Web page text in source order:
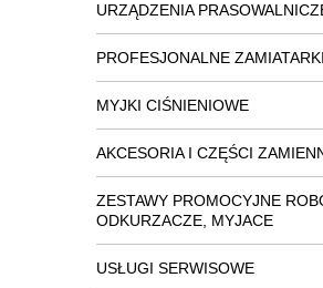
URZĄDZENIA
PROFESJONALNE
MYJKI CIŚNIENIOWE
AKCESORIA I CZĘŚCI
ZESTAWY PROMOCYJNE
ODKURZACZE, MYJACE
USŁUGI SERWISOWE